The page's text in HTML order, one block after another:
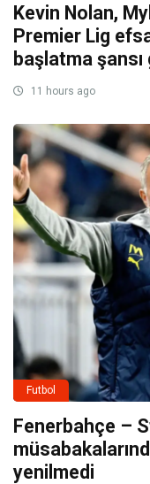
Kevin Nolan,
Premier Lig
başlatma şansı
11 hours ago
Futbol
Fenerbahçe –
yenilmedi